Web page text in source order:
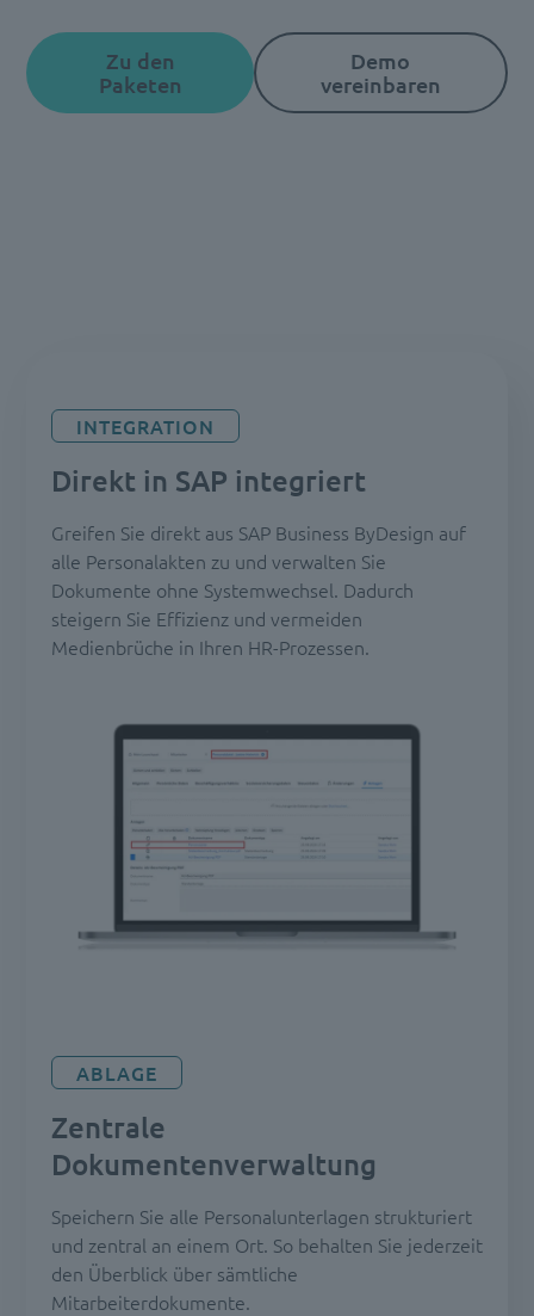
Zu den
Paketen
Demo
vereinbaren
INTEGRATION
Direkt in SAP integriert
Greifen Sie direkt aus SAP Business ByDesign auf
alle Personalakten zu und verwalten Sie
Dokumente ohne Systemwechsel. Dadurch
steigern Sie Effizienz und vermeiden
Medienbrüche in Ihren HR-Prozessen.
ABLAGE
Zentrale
Dokumentenverwaltung
Speichern Sie alle Personalunterlagen strukturiert
und zentral an einem Ort. So behalten Sie jederzeit
den Überblick über sämtliche
Mitarbeiterdokumente.